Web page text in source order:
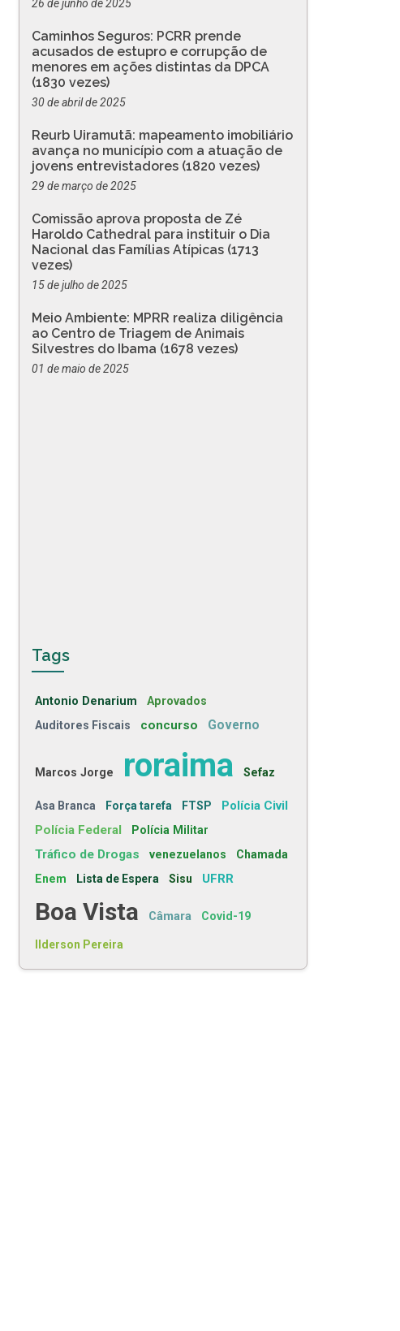
26 de junho de 2025
Caminhos Seguros: PCRR prende
acusados de estupro e corrupção de
menores em ações distintas da DPCA
(1830 vezes)
30 de abril de 2025
Reurb Uiramutã: mapeamento imobiliário
avança no município com a atuação de
jovens entrevistadores (1820 vezes)
29 de março de 2025
Comissão aprova proposta de Zé
Haroldo Cathedral para instituir o Dia
Nacional das Famílias Atípicas (1713
vezes)
15 de julho de 2025
Meio Ambiente: MPRR realiza diligência
ao Centro de Triagem de Animais
Silvestres do Ibama (1678 vezes)
01 de maio de 2025
Tags
Antonio Denarium Aprovados
Auditores Fiscais concurso Governo
Marcos Jorge roraima Sefaz
Asa Branca Força tarefa FTSP
Polícia Civil
Polícia Federal
Polícia Militar
Tráfico de Drogas venezuelanos
Chamada
Enem
Lista de Espera Sisu UFRR
Boa Vista Câmara Covid-19
Ilderson Pereira